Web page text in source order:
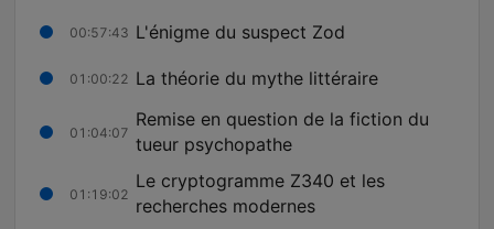
00:57:43 L'énigme du suspect Zod
01:00:22 La théorie du mythe littéraire
01:04:07
Remise en question de la fiction du
tueur psychopathe
01:19:02
Le cryptogramme Z340 et les
recherches modernes